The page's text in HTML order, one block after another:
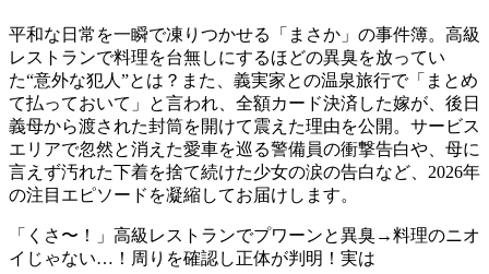
平和な日常を一瞬で凍りつかせる「まさか」の事件簿。高級
レストランで料理を台無しにするほどの異臭を放ってい
た“意外な犯人”とは？また、義実家との温泉旅行で「まとめ
て払っておいて」と言われ、全額カード決済した嫁が、後日
義母から渡された封筒を開けて震えた理由を公開。サービス
エリアで忽然と消えた愛車を巡る警備員の衝撃告白や、母に
言えず汚れた下着を捨て続けた少女の涙の告白など、2026年
の注目エピソードを凝縮してお届けします。
「くさ〜！」高級レストランでプワーンと異臭→料理のニオ
イじゃない…！周りを確認し正体が判明！実は